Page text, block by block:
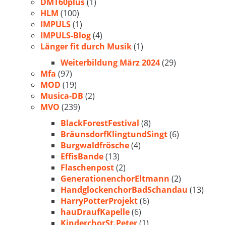
HLM (100)
IMPULS(1)
IMPULS-Blog(4)
Länger fit durch Musik(1)
Weiterbildung März 2024(29)
Mfa (97)
MOD (19)
Musica-DB (2)
MVO (239)
BlackForestFestival (8)
BräunsdorfKlingtundSingt(6)
Burgwaldfrösche(4)
EffisBande(13)
Flaschenpost(2)
GenerationenchorEltmann (2)
HandglockenchorBadSchandau (13)
HarryPotterProjekt(6)
hauDraufKapelle(6)